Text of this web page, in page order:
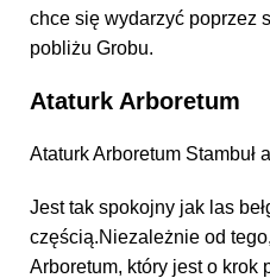
chce się wydarzyć poprzez
pobliżu Grobu.
Ataturk Arboretum
Ataturk Arboretum Stambuł
Jest tak spokojny jak las
częścią.Niezależnie od
Arboretum, który jest o krok